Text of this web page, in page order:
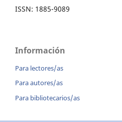
ISSN: 1885-9089
Información
Para lectores/as
Para autores/as
Para bibliotecarios/as